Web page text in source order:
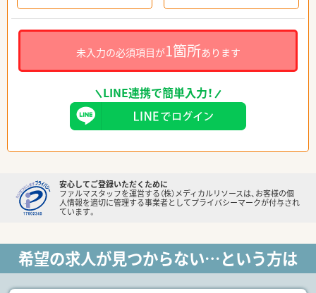
未入力の必須項目が1箇所あります
LINE連携で簡単入力！
安心してご登録いただくために
ファルマスタッフを運営する（株）メディカルリソースは、お客様の個
人情報を適切に管理する事業者としてプライバシーマークが付与され
ています。
希望の求人が見つからない…という方は